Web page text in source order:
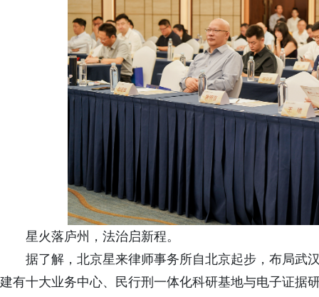
星火落庐州，法治启新程。
据了解，北京星来律师事务所自北京起步，布局武
建有十大业务中心、民行刑一体化科研基地与电子证据